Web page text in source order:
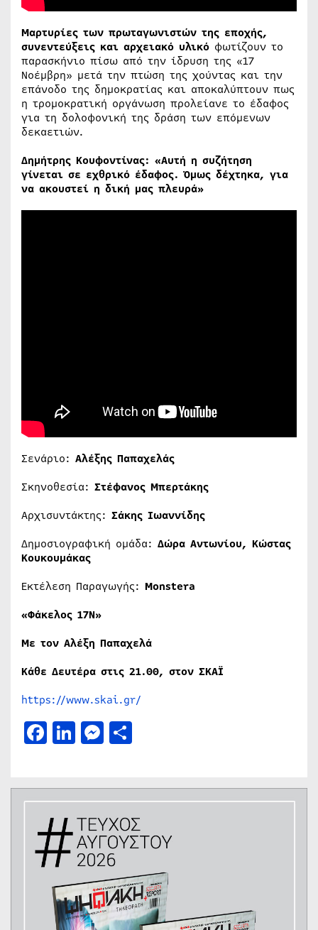
Μαρτυρίες των πρωταγωνιστών της εποχής,
συνεντεύξεις και αρχειακό υλικό φωτίζουν το
παρασκήνιο πίσω από την ίδρυση της «17
Νοέμβρη» μετά την πτώση της χούντας και την
επάνοδο της δημοκρατίας και αποκαλύπτουν πως
η τρομοκρατική οργάνωση προλείανε το έδαφος
για τη δολοφονική της δράση των επόμενων
δεκαετιών.
Δημήτρης Κουφοντίνας: «Αυτή η συζήτηση
γίνεται σε εχθρικό έδαφος. Όμως δέχτηκα, για
να ακουστεί η δική μας πλευρά»
Σενάριο: Αλέξης Παπαχελάς
Σκηνοθεσία: Στέφανος Μπερτάκης
Αρχισυντάκτης: Σάκης Ιωαννίδης
Δημοσιογραφική ομάδα: Δώρα Αντωνίου, Κώστας
Κουκουμάκας
Εκτέλεση Παραγωγής: Monstera
«Φάκελος 17Ν»
Με τον Αλέξη Παπαχελά
Κάθε Δευτέρα στις 21.00, στον ΣΚΑΪ
https://www.skai.gr/
Facebook
LinkedIn
Messenger